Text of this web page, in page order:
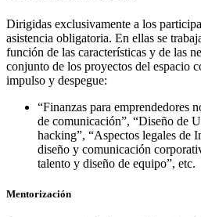
Dirigidas exclusivamente a los
asistencia obligatoria. En ellas se
función de las características y de las
conjunto de los proyectos del espacio
impulso y despegue:
“Finanzas para emprendedores
de comunicación”, “Diseño de
hacking”, “Aspectos legales de
diseño y comunicación
talento y diseño de equipo”, etc.
Mentorización